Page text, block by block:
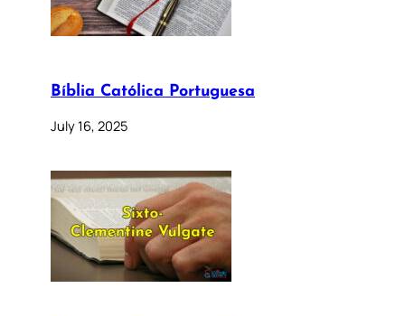
Bíblia Católica Portuguesa
July 16, 2025